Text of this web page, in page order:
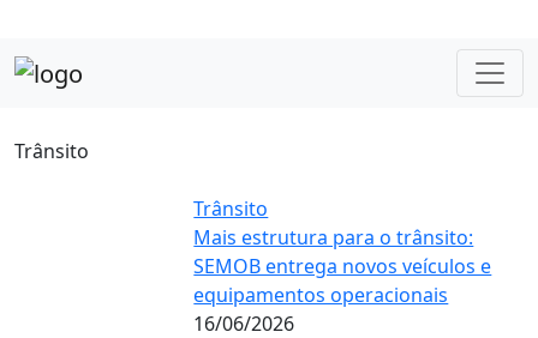
Trânsito
Trânsito
Mais estrutura para o trânsito:
SEMOB entrega novos veículos e
equipamentos operacionais
16/06/2026